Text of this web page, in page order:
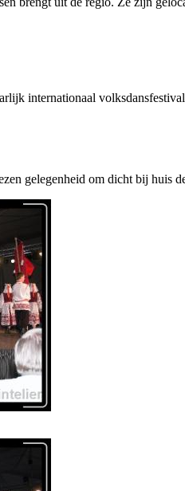
internationaal
gelegenheid om dicht bij huis